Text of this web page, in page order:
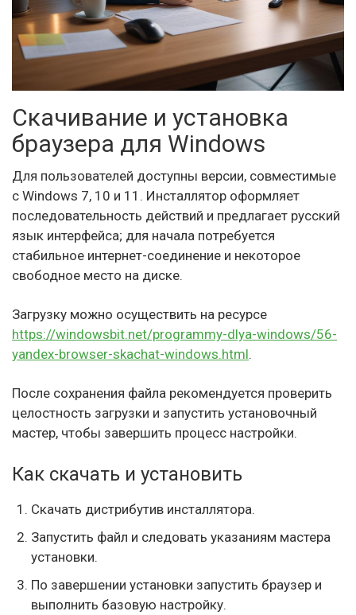
Скачивание и установка
браузера для Windows
Для пользователей доступны версии, совместимые
с Windows 7, 10 и 11. Инсталлятор оформляет
последовательность действий и предлагает русский
язык интерфейса; для начала потребуется
стабильное интернет-соединение и некоторое
свободное место на диске.
Загрузку можно осуществить на ресурсе
https://windowsbit.net/programmy-dlya-windows/56-
yandex-browser-skachat-windows.html.
После сохранения файла рекомендуется проверить
целостность загрузки и запустить установочный
мастер, чтобы завершить процесс настройки.
Как скачать и установить
Скачать дистрибутив инсталлятора.
Запустить файл и следовать указаниям мастера
установки.
По завершении установки запустить браузер и
выполнить базовую настройку.